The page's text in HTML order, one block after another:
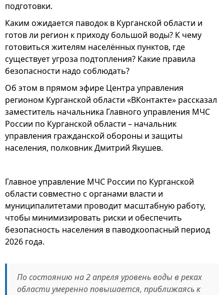
подготовки.
Каким ожидается паводок в Курганской области и
готов ли регион к приходу большой воды? К чему
готовиться жителям населённых пунктов, где
существует угроза подтопления? Какие правила
безопасности надо соблюдать?
Об этом в прямом эфире Центра управления
регионом Курганской области «ВКонтакте» рассказал
заместитель начальника Главного управления МЧС
России по Курганской области – начальник
управления гражданской обороны и защиты
населения, полковник Дмитрий Якушев.
Главное управление МЧС России по Курганской
области совместно с органами власти и
муниципалитетами проводит масштабную работу,
чтобы минимизировать риски и обеспечить
безопасность населения в паводкоопасный период
2026 года.
По состоянию на 2 апреля уровень воды в реках
области умеренно повышается, приближаясь к